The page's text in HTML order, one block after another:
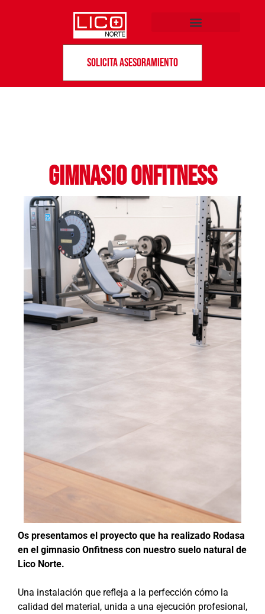
Solicita asesoramiento
Gimnasio onfitness
Os presentamos el proyecto que ha realizado Rodasa
en el gimnasio Onfitness con nuestro suelo natural de
Lico Norte.
Una instalación que refleja a la perfección cómo la
calidad del material, unida a una ejecución profesional,